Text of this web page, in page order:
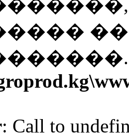
: Call to